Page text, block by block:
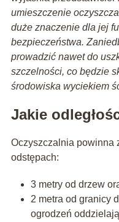
umieszczenie
duże znaczenie dla jej
bezpieczeństwa.
prowadzić nawet do
szczelności, co będzie
środowiska wyciekiem
Jakie
Oczyszczalnia powinna
odstępach:
3 metry od drzew
2 metra od granicy
ogrodzeń